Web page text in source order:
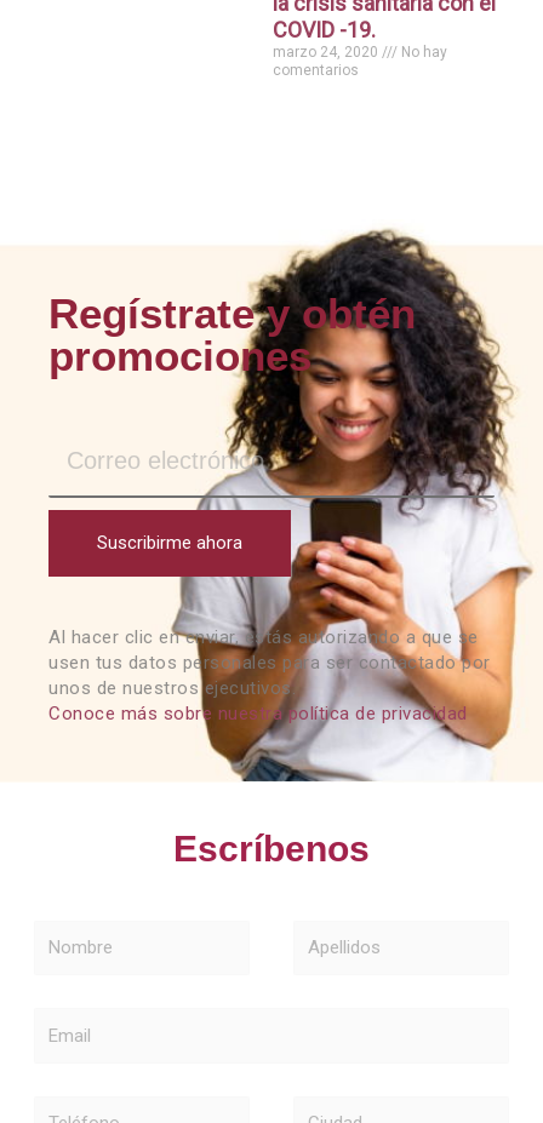
COVID -19.
marzo 24, 2020
No hay
comentarios
Regístrate y obtén
promociones
Suscribirme ahora
Al hacer clic en enviar, estás autorizando a que se
usen tus datos personales para ser contactado por
unos de nuestros ejecutivos.
Conoce más sobre nuestra política de privacidad
Escríbenos